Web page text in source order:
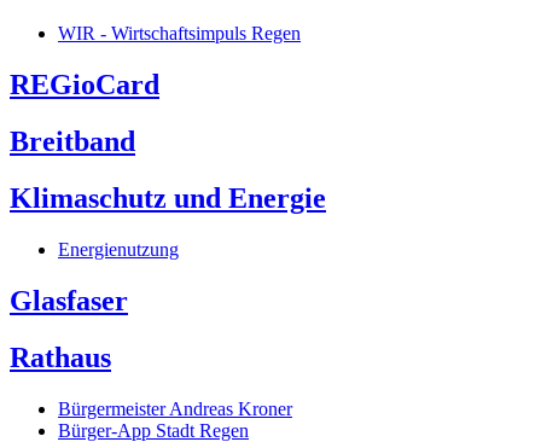
WIR - Wirtschaftsimpuls Regen
REGioCard
Breitband
Klimaschutz und Energie
Energienutzung
Glasfaser
Rathaus
Bürgermeister Andreas Kroner
Bürger-App Stadt Regen